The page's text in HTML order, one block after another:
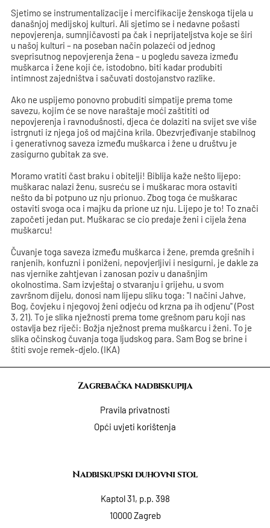
Sjetimo se instrumentalizacije i mercifikacije ženskoga tijela u
današnjoj medijskoj kulturi. Ali sjetimo se i nedavne pošasti
nepovjerenja, sumnjičavosti pa čak i neprijateljstva koje se širi
u našoj kulturi – na poseban način polazeći od jednog
sveprisutnog nepovjerenja žena – u pogledu saveza između
muškarca i žene koji će, istodobno, biti kadar produbiti
intimnost zajedništva i sačuvati dostojanstvo razlike.
Ako ne uspijemo ponovno probuditi simpatije prema tome
savezu, kojim će se nove naraštaje moći zaštititi od
nepovjerenja i ravnodušnosti, djeca će dolaziti na svijet sve više
istrgnuti iz njega još od majčina krila. Obezvrjeđivanje stabilnog
i generativnog saveza između muškarca i žene u društvu je
zasigurno gubitak za sve.
Moramo vratiti čast braku i obitelji! Biblija kaže nešto lijepo:
muškarac nalazi ženu, susreću se i muškarac mora ostaviti
nešto da bi potpuno uz nju prionuo. Zbog toga će muškarac
ostaviti svoga oca i majku da prione uz nju. Lijepo je to! To znači
započeti jedan put. Muškarac se cio predaje ženi i cijela žena
muškarcu!
Čuvanje toga saveza između muškarca i žene, premda grešnih i
ranjenih, konfuzni i poniženi, nepovjerljivi i nesigurni, je dakle za
nas vjernike zahtjevan i zanosan poziv u današnjim
okolnostima. Sam izvještaj o stvaranju i grijehu, u svom
završnom dijelu, donosi nam lijepu sliku toga: "I načini Jahve,
Bog, čovjeku i njegovoj ženi odjeću od krzna pa ih odjenu" (Post
3, 21). To je slika nježnosti prema tome grešnom paru koji nas
ostavlja bez riječi: Božja nježnost prema muškarcu i ženi. To je
slika očinskog čuvanja toga ljudskog para. Sam Bog se brine i
štiti svoje remek-djelo. (IKA)
Zagrebačka nadbiskupija
Pravila privatnosti
Opći uvjeti korištenja
Nadbiskupski duhovni stol
Kaptol 31, p.p. 398
10000 Zagreb